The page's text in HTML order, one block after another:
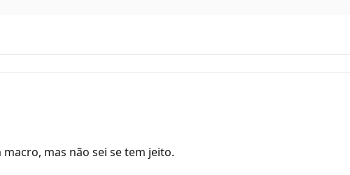
mas não sei se tem jeito.